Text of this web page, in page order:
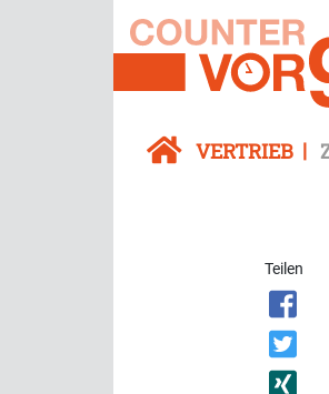
VERTRIEB
Teilen